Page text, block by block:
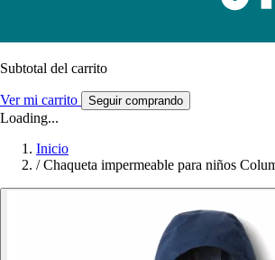
Subtotal del carrito
Ver mi carrito Seguir comprando
Loading...
Inicio
/ Chaqueta impermeable para niños